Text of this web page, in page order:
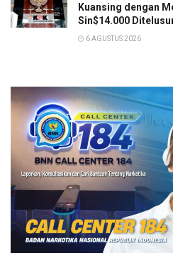
Kuansing dengan
Sin$14.000
6 AGUSTUS 2026